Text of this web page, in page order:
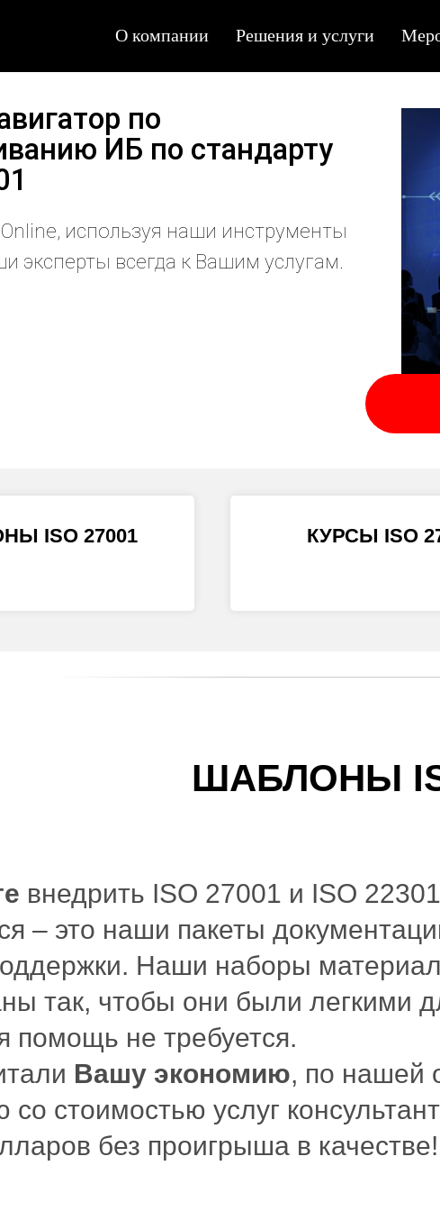
О компании Решения и услуги
по
ИБ по стандарту
используя наши инструменты
эксперты всегда к Вашим услугам.
ISO 27001 КУРСЫ ISO
ШАБЛОНЫ
внедрить ISO 27001 и ISO
– это наши пакеты
Наши наборы
так, чтобы они были легкими
помощь не требуется.
Вашу экономию, по нашей
со стоимостью услуг
без проигрыша в качестве!